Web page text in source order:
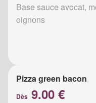
Base sauce avocat,
oignons
Pizza green bacon
Dès 9.00 €